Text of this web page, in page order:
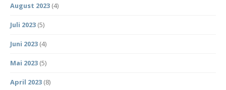
August 2023 (4)
Juli 2023 (5)
Juni 2023 (4)
Mai 2023 (5)
April 2023 (8)